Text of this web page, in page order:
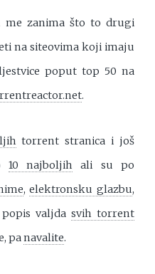
me zanima što to drugi
na siteovima koji imaju
poput top 50 na
.
torrent stranica i još
10 najboljih ali su po
,elektronsku glazbu,
valjda svih torrent
panavalite.